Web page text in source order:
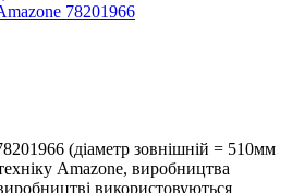
78201966
(діаметр зовнішній = 510мм
Amazone, виробництва
використовуються